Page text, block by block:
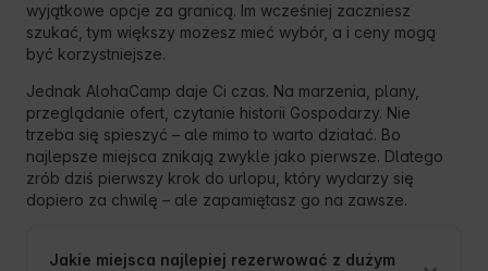
wyjątkowe opcje za granicą. Im wcześniej zaczniesz
szukać, tym większy możesz mieć wybór, a i ceny mogą
być korzystniejsze.
Jednak AlohaCamp daje Ci czas. Na marzenia, plany,
przeglądanie ofert, czytanie historii Gospodarzy. Nie
trzeba się spieszyć – ale mimo to warto działać. Bo
najlepsze miejsca znikają zwykle jako pierwsze. Dlatego
zrób dziś pierwszy krok do urlopu, który wydarzy się
dopiero za chwilę – ale zapamiętasz go na zawsze.
Jakie miejsca najlepiej rezerwować z dużym